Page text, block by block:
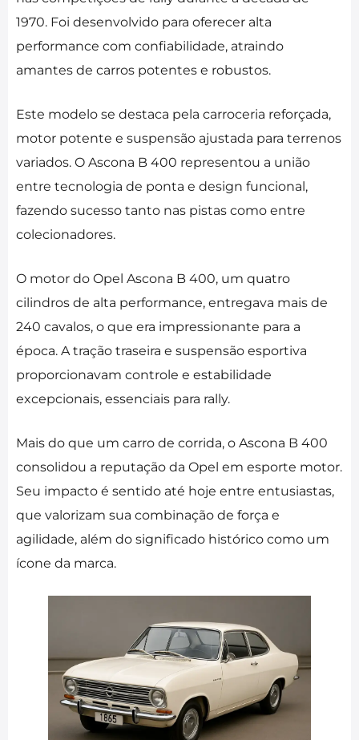
1970. Foi desenvolvido para oferecer alta
performance com confiabilidade, atraindo
amantes de carros potentes e robustos.
Este modelo se destaca pela carroceria reforçada,
motor potente e suspensão ajustada para terrenos
variados. O Ascona B 400 representou a união
entre tecnologia de ponta e design funcional,
fazendo sucesso tanto nas pistas como entre
colecionadores.
O motor do Opel Ascona B 400, um quatro
cilindros de alta performance, entregava mais de
240 cavalos, o que era impressionante para a
época. A tração traseira e suspensão esportiva
proporcionavam controle e estabilidade
excepcionais, essenciais para rally.
Mais do que um carro de corrida, o Ascona B 400
consolidou a reputação da Opel em esporte motor.
Seu impacto é sentido até hoje entre entusiastas,
que valorizam sua combinação de força e
agilidade, além do significado histórico como um
ícone da marca.